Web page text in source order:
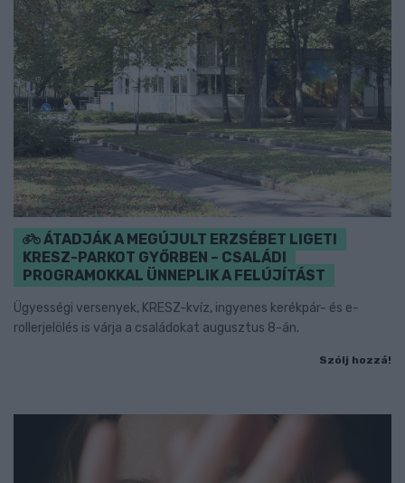
ÁTADJÁK A MEGÚJULT ERZSÉBET LIGETI
KRESZ-PARKOT GYŐRBEN – CSALÁDI
PROGRAMOKKAL ÜNNEPLIK A FELÚJÍTÁST
Ügyességi versenyek, KRESZ-kvíz, ingyenes kerékpár- és e-
rollerjelölés is várja a családokat augusztus 8-án.
Szólj hozzá!